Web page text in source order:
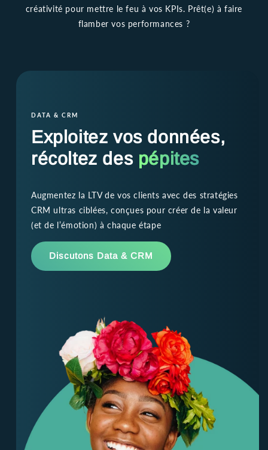
créativité pour mettre le feu à vos KPIs. Prêt(e) à faire
flamber vos performances ?
DATA & CRM
Exploitez vos données,
récoltez des pépites
Augmentez la LTV de vos clients avec des stratégies
CRM ultras ciblées, conçues pour créer de la valeur
(et de l’émotion) à chaque étape
Discutons Data & CRM